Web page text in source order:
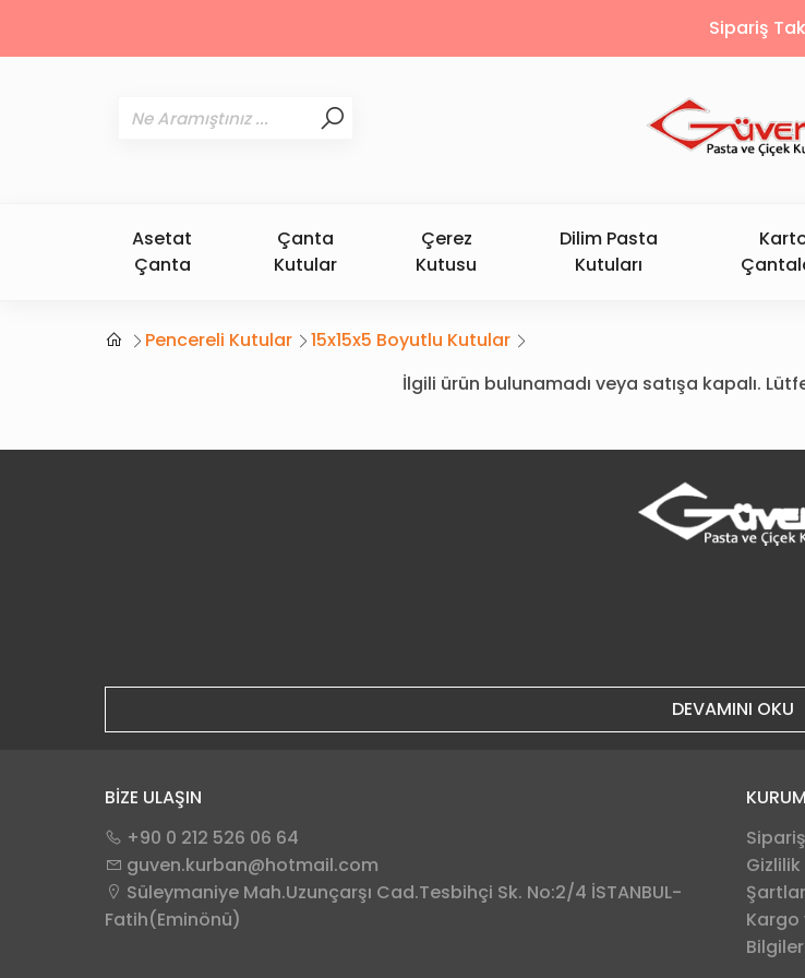
Sipariş
Asetat
Çanta
Çanta
Kutular
Çerez
Kutusu
Dilim Pasta
Kutuları
Pencereli Kutular
15x15x5 Boyutlu Kutular
İlgili ürün bulunamadı veya satışa kapalı.
DEVAMINI OKU
BİZE ULAŞIN
+90 0 212 526 06 64
guven.kurban@hotmail.com
Süleymaniye Mah.Uzunçarşı Cad.Tesbihçi Sk. No:2/4 İSTANBUL-
Fatih(Eminönü)
Gizlilik
Kargo